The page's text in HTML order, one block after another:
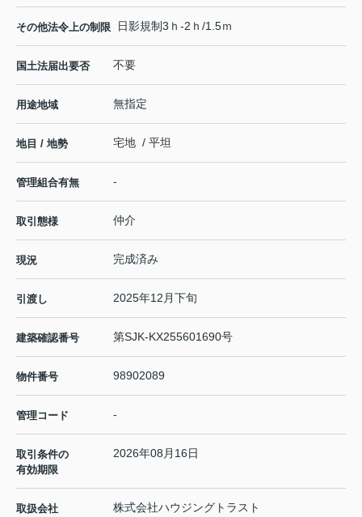
その他法令上の制限 日影規制3ｈ-2ｈ/1.5ｍ
国土法届出要否 不要
用途地域 無指定
地目 / 地勢 宅地 / 平坦
管理組合有無 -
取引態様 仲介
現況 完成済み
引渡し 2025年12月下旬
建築確認番号 第SJK-KX255601690号
物件番号 98902089
管理コード -
取引条件の
有効期限
2026年08月16日
取扱会社
株式会社ハウジングトラスト